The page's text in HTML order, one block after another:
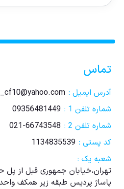
تماس
آدرس ایمیل :
شماره تلفن 1 :
09356481449
شماره تلفن 2 :
021-66743548
کد پستی : 1134835539
شعبه یک :
تهران،خیابان جمهوری قبل از
پاساژ پردیس طبقه زیر همکف واحد